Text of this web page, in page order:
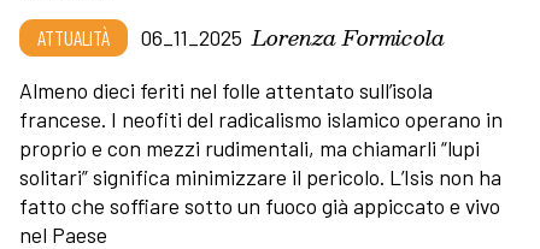
ATTUALITÀ 06_11_2025 Lorenza Formicola
Almeno dieci feriti nel folle attentato sull’isola
francese. I neofiti del radicalismo islamico operano in
proprio e con mezzi rudimentali, ma chiamarli “lupi
solitari” significa minimizzare il pericolo. L’Isis non ha
fatto che soffiare sotto un fuoco già appiccato e vivo
nel Paese